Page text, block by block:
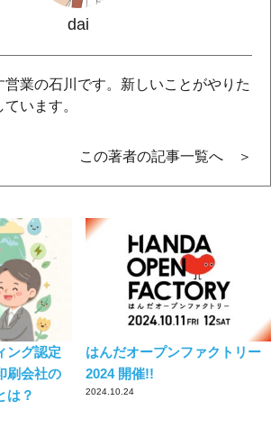
dai
営業の石川です。新しいことがやりた
います。
この著者の記事一覧へ ＞
ング認定
刷会社の
は？
はんだオープンファクトリー
2024 開催!!
2024.10.24